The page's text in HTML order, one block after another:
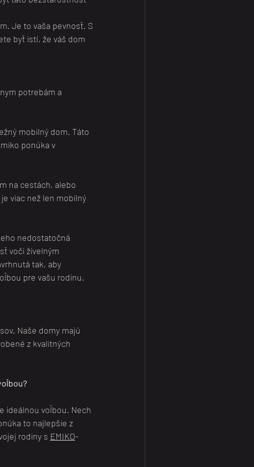
Je to vaša pevnosť. S
byť istí, že váš dom
potrebám a
mobilný dom. Táto
ponúka v
na cestách, alebo
viac než len mobilný
nedostatočná
voči živelným
tak, aby
pre vašu rodinu.
Naše domy majú
z kvalitných
ideálnou voľbou. Nech
to najlepšie z
rodiny s EMIKO-